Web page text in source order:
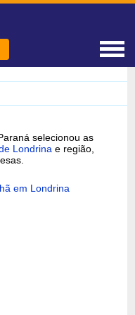
selecionou as
Londrina e região,
em Londrina